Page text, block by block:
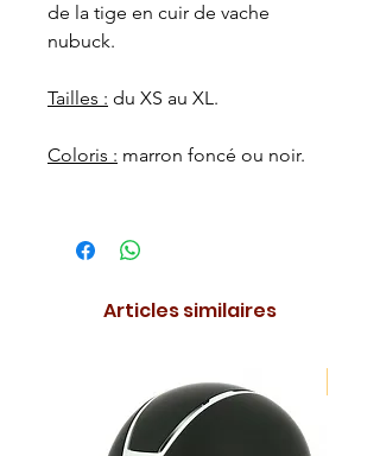
de la tige en cuir de vache
nubuck.
Tailles : du XS au XL.
Coloris : marron foncé ou noir.
Articles similaires